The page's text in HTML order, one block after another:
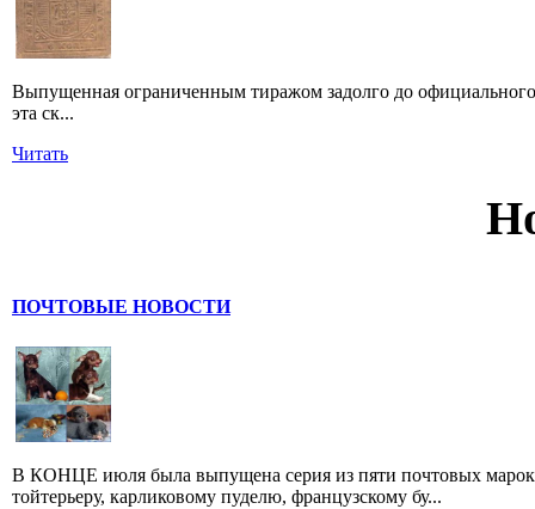
Выпущенная ограниченным тиражом задолго до
эта ск...
Читать
ПОЧТОВЫЕ НОВОСТИ
В КОНЦЕ июля была выпущена серия из пяти почтовых
тойтерьеру, карликовому пуделю, французскому бу...